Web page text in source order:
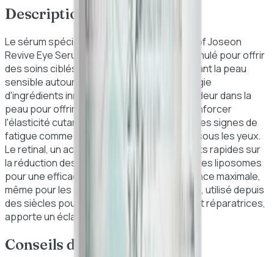
Description
Le sérum spécial contour des yeux Beauty of Joseon
Revive Eye Serum Ginseng + Retinal est formulé pour offrir
des soins ciblés anti-âge tout en réconfortant la peau
sensible autour des yeux. Grâce à sa synergie
d'ingrédients innovants, il plonge en profondeur dans la
peau pour offrir une hydratation durable, renforcer
l'élasticité cutanée et atténuer visiblement les signes de
fatigue comme les rides, ridules et poches sous les yeux.
Le retinal, un actif reconnu pour ses résultats rapides sur
la réduction des rides, est encapsulé dans des liposomes
pour une efficacité renforcée et une tolérance maximale,
même pour les peaux sensibles. Le ginseng, utilisé depuis
des siècles pour ses vertus énergisantes et réparatrices,
apporte un éclat sain à la peau.
Conseils d'utilisation